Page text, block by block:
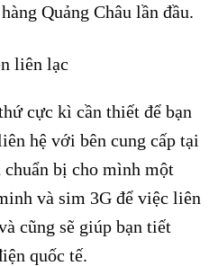
Quảng Châu lần đầu.
liên lạc
cực kì cần thiết để bạn
hệ với bên cung cấp tại
bị cho mình một
và sim 3G để việc liên
cũng sẽ giúp bạn tiết
quốc tế.